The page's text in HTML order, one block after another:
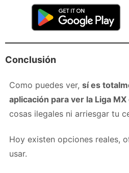
Conclusión
Como puedes ver, sí es
aplicación para ver la Liga
cosas ilegales ni arriesgar tu
Hoy existen opciones reales,
usar.